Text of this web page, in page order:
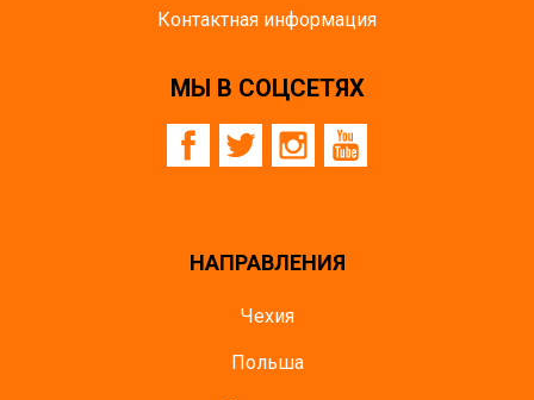
Контактная информация
МЫ В СОЦСЕТЯХ
НАПРАВЛЕНИЯ
Чехия
Польша